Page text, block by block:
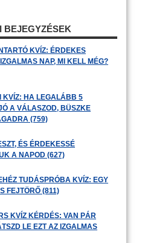
BEJEGYZÉSEK
KVÍZ: ÉRDEKES
NAP, MI KELL MÉG?
KVÍZ: HA LEGALÁBB 5
A VÁLASZOD, BÜSZKE
(759)
ÉS ÉRDEKESSÉ
A NAPOD (627)
TUDÁSPRÓBA KVÍZ: EGY
FEJTÖRŐ (811)
KVÍZ KÉRDÉS: VAN PÁR
LE EZT AZ IZGALMAS